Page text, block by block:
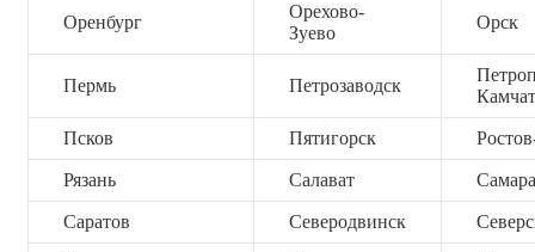
Оренбург
Орехово-
Зуево
Орск
Пермь Петрозаводск
Псков Пятигорск
Рязань Салават Самара
Саратов Северодвинск